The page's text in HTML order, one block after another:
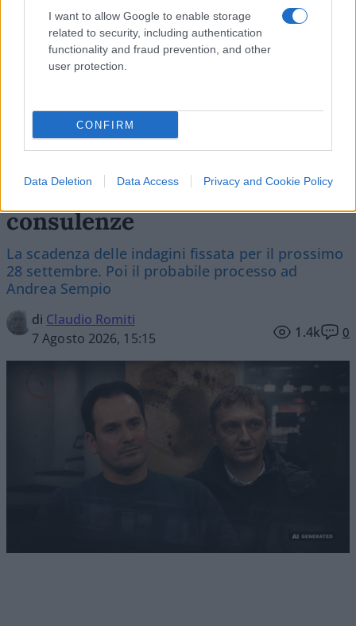
I want to allow Google to enable storage
related to security, including authentication
functionality and fraud prevention, and other
user protection.
CONFIRM
Data Deletion Data Access Privacy and Cookie Policy
Garlasco, in arrivo 4 nuove
consulenze
La scadenza delle indagini fissata per il prossimo
28 settembre. Poi il probabile processo ad
Andrea Sempio
di Claudio Romiti
7 Agosto 2026, 15:15
1.4k 0